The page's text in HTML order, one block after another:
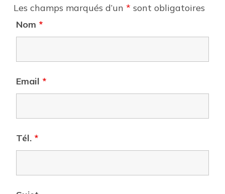
Les champs marqués d’un * sont obligatoires
Nom *
Email *
Tél. *